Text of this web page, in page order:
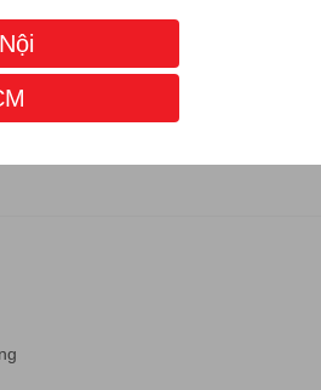
(27 inch - IPS
- Speaker)